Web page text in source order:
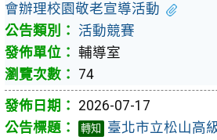
會辦理校園敬老宣導活動
活動競賽
輔導室
74
2026-07-17
轉知
臺北市立松山高